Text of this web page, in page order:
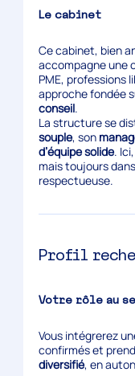
Le cabinet
Ce cabinet, bien
accompagne une
PME, professions
approche fondée
conseil.
La structure se
souple, son
d’équipe solide.
mais toujours
respectueuse.
Profil
Votre rôle au
Vous intégrerez
confirmés et
diversifié, en